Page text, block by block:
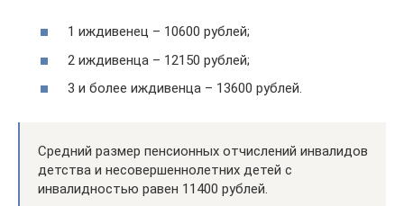
1 иждивенец – 10600 рублей;
2 иждивенца – 12150 рублей;
3 и более иждивенца – 13600 рублей.
Средний размер пенсионных отчислений инвалидов
детства и несовершеннолетних детей с
инвалидностью равен 11400 рублей.